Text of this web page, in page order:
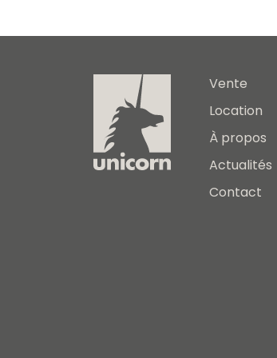
Vente
Location
À propos
Actualités
Contact